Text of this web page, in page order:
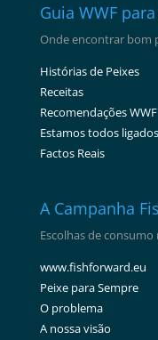
Guia WWF
Onde encontrar bom
Histórias de Peixes
Receitas
Recomendações WWF
Estamos todos ligados
Factos Reais
A Campanha
Escolhas de
www.fishforward.eu
Peixe para Sempre
O problema
A nossa visão